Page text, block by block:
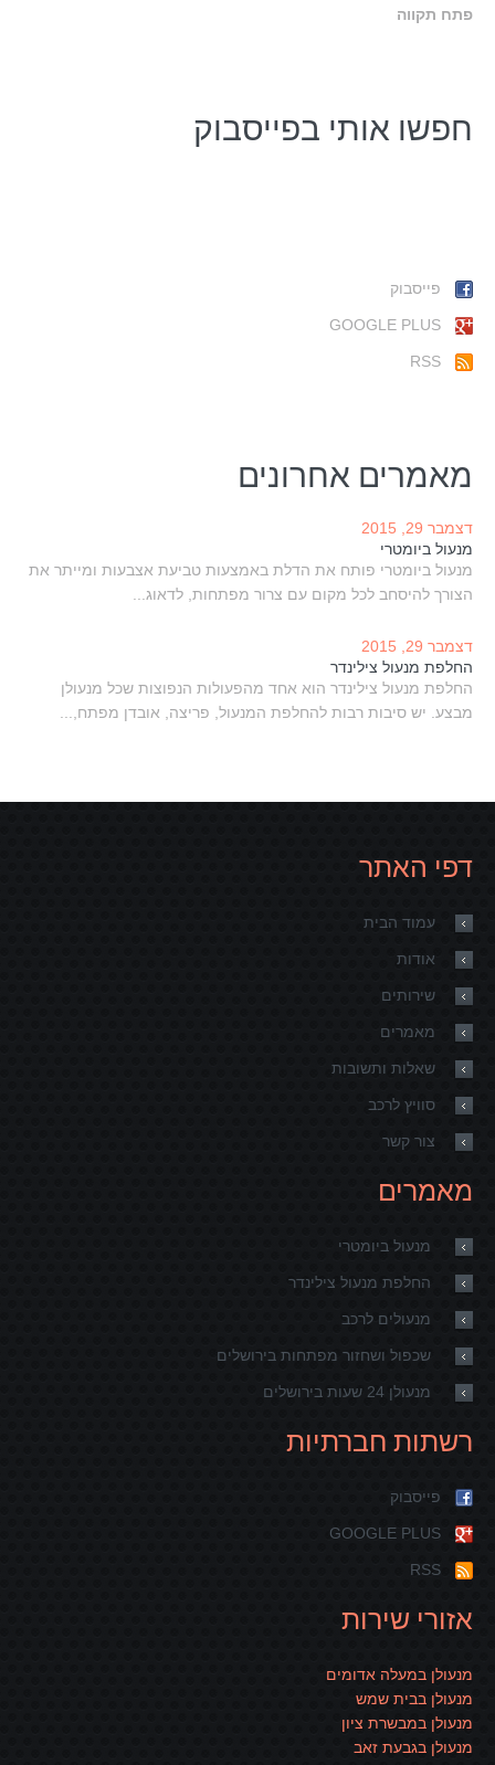
פתח תקווה
חפשו אותי בפייסבוק
פייסבוק
GOOGLE PLUS
RSS
מאמרים אחרונים
דצמבר 29, 2015
מנעול ביומטרי
מנעול ביומטרי פותח את הדלת באמצעות טביעת אצבעות ומייתר את
הצורך להיסחב לכל מקום עם צרור מפתחות, לדאוג...
דצמבר 29, 2015
החלפת מנעול צילינדר
החלפת מנעול צילינדר הוא אחד מהפעולות הנפוצות שכל מנעולן
מבצע. יש סיבות רבות להחלפת המנעול, פריצה, אובדן מפתח,...
דפי האתר
עמוד הבית
אודות
שירותים
מאמרים
שאלות ותשובות
סוויץ לרכב
צור קשר
מאמרים
מנעול ביומטרי
החלפת מנעול צילינדר
מנעולים לרכב
שכפול ושחזור מפתחות בירושלים
מנעולן 24 שעות בירושלים
רשתות חברתיות
פייסבוק
GOOGLE PLUS
RSS
אזורי שירות
מנעולן במעלה אדומים
מנעולן בבית שמש
מנעולן במבשרת ציון
מנעולן בגבעת זאב